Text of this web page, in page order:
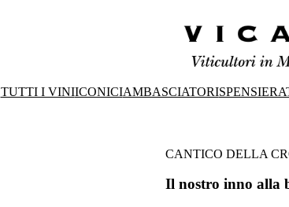
TUTTI I VINIICONICIAMBASCIATORI
CANTICO DELLA
Il nostro inno alla